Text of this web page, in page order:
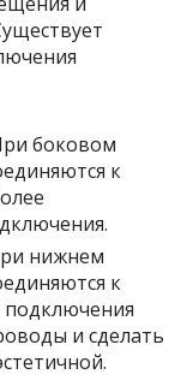
боковом
к
нижнем
к
подключения
и сделать